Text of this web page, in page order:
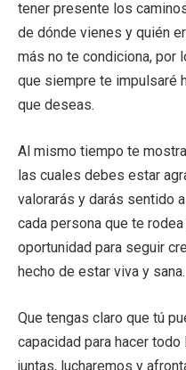
tener presente los
de dónde vienes y quién
más no te condiciona, por
que siempre te impulsaré
que deseas.
Al mismo tiempo te
las cuales debes estar
valorarás y darás sentido
cada persona que te
oportunidad para seguir
hecho de estar viva y sana.
Que tengas claro que tú
capacidad para hacer
juntas, lucharemos y